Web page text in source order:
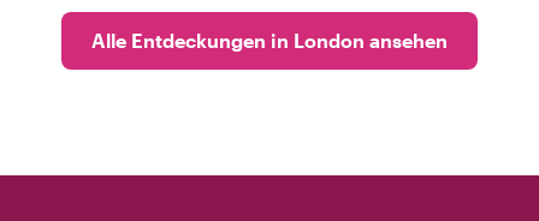
Alle Entdeckungen in London ansehen